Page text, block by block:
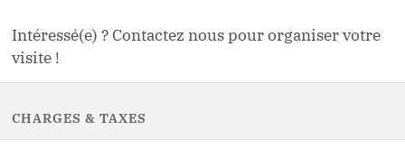
Intéressé(e) ? Contactez nous pour organiser votre
visite !
CHARGES & TAXES